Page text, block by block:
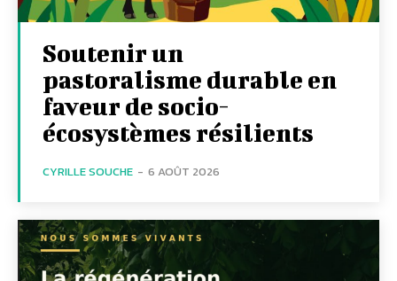
Soutenir un
pastoralisme durable en
faveur de socio-
écosystèmes résilients
CYRILLE SOUCHE - 6 AOÛT 2026